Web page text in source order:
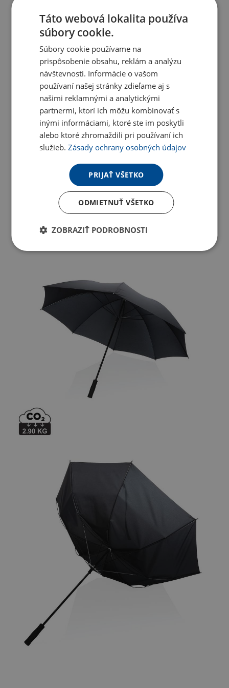
Táto webová lokalita používa
súbory cookie.
Súbory cookie používame na
prispôsobenie obsahu, reklám a analýzu
návštevnosti. Informácie o vašom
používaní našej stránky zdieľame aj s
našimi reklamnými a analytickými
partnermi, ktorí ich môžu kombinovať s
inými informáciami, ktoré ste im poskytli
alebo ktoré zhromaždili pri používaní ich
služieb.Zásady ochrany osobných údajov
PRIJAŤ VŠETKO
ODMIETNUŤ VŠETKO
ZOBRAZIŤ PODROBNOSTI